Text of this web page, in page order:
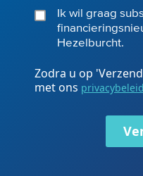
Ik wil graag
Hezelburcht.
Zodra u op
met ons privacybeleid